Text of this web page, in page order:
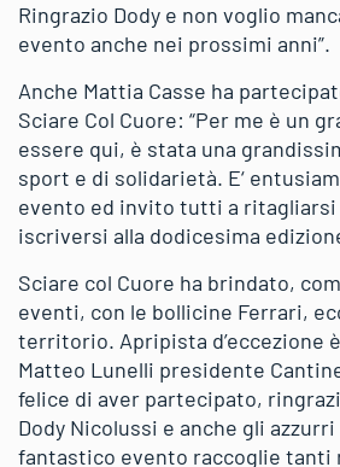
Ringrazio Dody e non voglio
evento anche nei prossimi anni”.
Anche Mattia Casse ha
Sciare Col Cuore: “Per me è un
essere qui, è stata una
sport e di solidarietà. E‘
evento ed invito tutti a ritagliarsi
iscriversi alla dodicesima
Sciare col Cuore ha brindato,
eventi, con le bollicine Ferrari,
territorio. Apripista d’eccezione
Matteo Lunelli presidente
felice di aver partecipato,
Dody Nicolussi e anche gli
fantastico evento raccoglie tanti